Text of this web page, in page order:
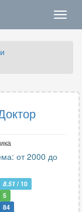
от 2000 до
8.51 / 10
5
84